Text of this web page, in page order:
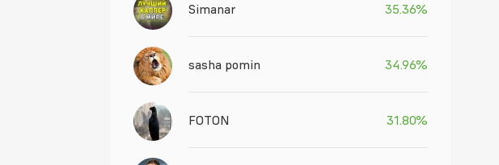
Simanar 35.36%
sasha pomin 34.96%
FOTON 31.80%